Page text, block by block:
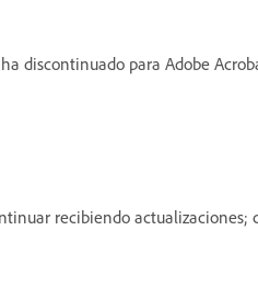
discontinuado para Adobe
recibiendo actualizaciones;